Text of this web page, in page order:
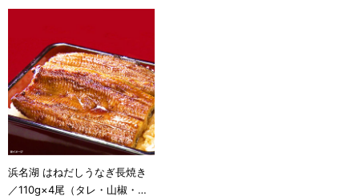
浜名湖 はねだしうなぎ長焼き
／110g×4尾（タレ・山椒・吸